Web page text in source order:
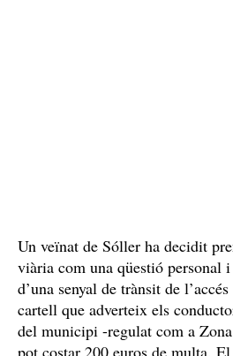
Un veïnat de Sóller ha decidit
viària com una qüestió personal
d’una senyal de trànsit de
cartell que adverteix els
del municipi -regulat com a
pot costar 200 euros de multa.